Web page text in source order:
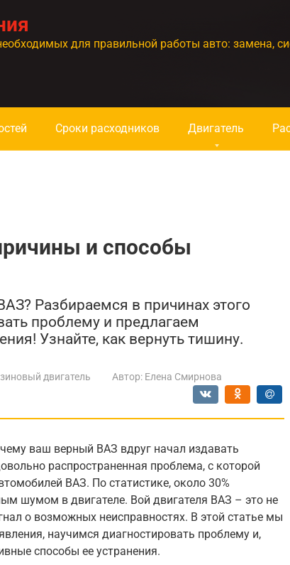
для правильной работы авто: замена,
Сроки расходников Двигатель
и способы
Разбираемся в причинах этого
проблему и предлагаем
Узнайте, как вернуть тишину.
двигатель Автор: Елена Смирнова
ваш верный ВАЗ вдруг начал издавать
распространенная проблема, с которой
ВАЗ. По статистике, около 30%
шумом в двигателе. Вой двигателя ВАЗ – это не
о возможных неисправностях. В этой статье мы
научимся диагностировать проблему и,
способы ее устранения.